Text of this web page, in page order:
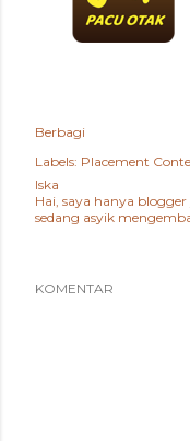
Berbagi
Labels: Placement
Iska
Hai, saya hanya
sedang asyik
KOMENTAR